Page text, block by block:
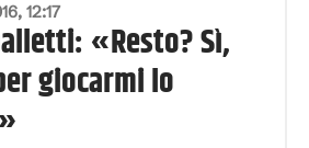
12:17
«Resto? Sì,
giocarmi lo